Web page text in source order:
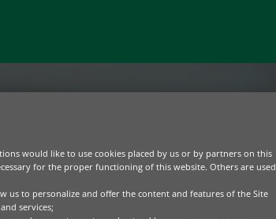
would like to use cookies placed by us or by partners on this
for the proper functioning of this website. Others are used
us to personalize and offer the content and features of the Site
services;